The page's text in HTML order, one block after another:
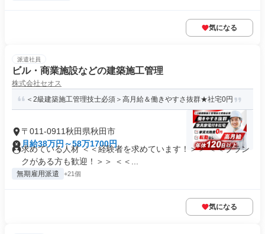
気になる
派遣社員
ビル・商業施設などの建築施工管理
株式会社セオス
＜2級建築施工管理技士必須＞高月給＆働きやすさ抜群★社宅0円
〒011-0911秋田県秋田市
月給38万円～58万1700円
求めている人材 ＜＜経験者を求めています！＞＞ ＜＜ブラン
クがある方も歓迎！＞＞ ＜＜...
無期雇用派遣 +21個
気になる